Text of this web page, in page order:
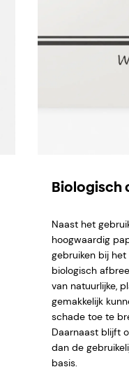
Biologisch
Naast het
hoogwaardig
gebruiken bij
biologisch
van natuurlijke,
gemakkelijk
schade toe te
Daarnaast blijft
dan de
basis.